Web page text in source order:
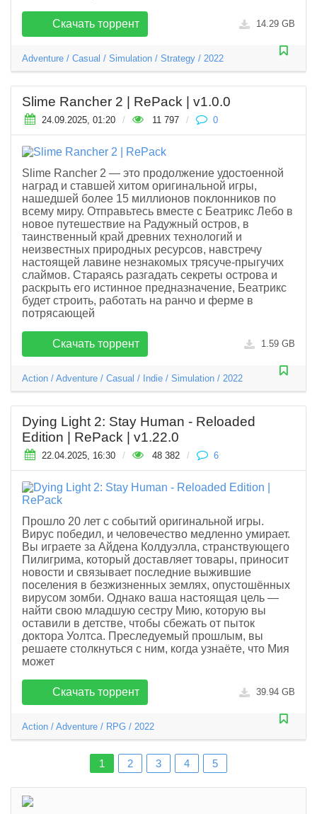
Скачать торрент 14.29 GB
Adventure / Casual / Simulation / Strategy / 2022
Slime Rancher 2 | RePack | v1.0.0
24.09.2025, 01:20 / 11 797 / 0
Slime Rancher 2 — это продолжение удостоенной
наград и ставшей хитом оригинальной игры,
нашедшей более 15 миллионов поклонников по
всему миру. Отправьтесь вместе с Беатрикс Лебо в
новое путешествие на Радужный остров, в
таинственный край древних технологий и
неизвестных природных ресурсов, навстречу
настоящей лавине незнакомых трясуче-прыгучих
слаймов. Стараясь разгадать секреты острова и
раскрыть его истинное предназначение, Беатрикс
будет строить, работать на ранчо и ферме в
потрясающей
Скачать торрент 1.59 GB
Action / Adventure / Casual / Indie / Simulation / 2022
Dying Light 2: Stay Human - Reloaded
Edition | RePack | v1.22.0
22.04.2025, 16:30 / 48 382 / 6
Прошло 20 лет с событий оригинальной игры.
Вирус победил, и человечество медленно умирает.
Вы играете за Айдена Колдуэлла, странствующего
Пилигрима, который доставляет товары, приносит
новости и связывает последние выжившие
поселения в безжизненных землях, опустошённых
вирусом зомби. Однако ваша настоящая цель —
найти свою младшую сестру Мию, которую вы
оставили в детстве, чтобы сбежать от пыток
доктора Уолтса. Преследуемый прошлым, вы
решаете столкнуться с ним, когда узнаёте, что Мия
может
Скачать торрент 39.94 GB
Action / Adventure / RPG / 2022
1 2 3 4 5